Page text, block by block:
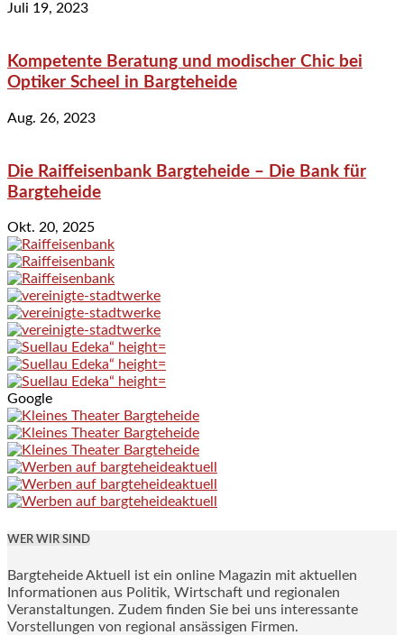
Juli 19, 2023
Kompetente Beratung und modischer Chic bei
Optiker Scheel in Bargteheide
Aug. 26, 2023
Die Raiffeisenbank Bargteheide – Die Bank für
Bargteheide
Okt. 20, 2025
Google
WER WIR SIND
Bargteheide Aktuell ist ein online Magazin mit aktuellen
Informationen aus Politik, Wirtschaft und regionalen
Veranstaltungen. Zudem finden Sie bei uns interessante
Vorstellungen von regional ansässigen Firmen.